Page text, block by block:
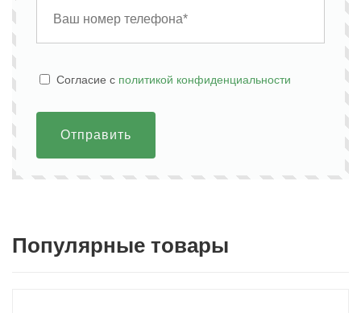
Cогласие с политикой конфиденциальности
Отправить
Популярные товары